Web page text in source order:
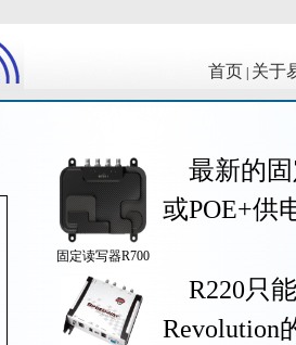
首页 关于
固定读写器R700
最新的
或POE+供
R220只
Revolution